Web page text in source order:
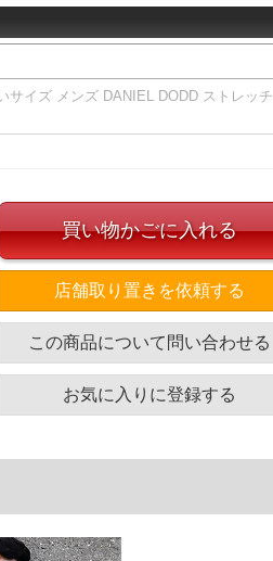
サイズ メンズ DANIEL DODD ストレッチ
胸囲 着丈
166
買い物かごに入れる
店舗取り置きを依頼する
この商品について問い合わせる
お気に入りに登録する